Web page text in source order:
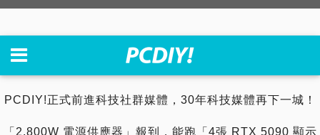
PCDIY!正式前進科技社群媒體，30年科技媒體再下一城！
「2,800W 電源供應器」報到，能跑「4張 RTX 5090 顯示